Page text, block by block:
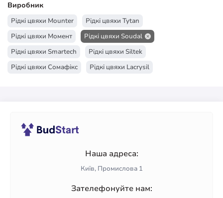
Виробник
Рідкі цвяхи Mounter
Рідкі цвяхи Tytan
Рідкі цвяхи Момент
Рідкі цвяхи Soudal
Рідкі цвяхи Smartech
Рідкі цвяхи Siltek
Рідкі цвяхи Сомафікс
Рідкі цвяхи Lacrysil
Наша адреса:
Київ, Промислова 1
Зателефонуйте нам: